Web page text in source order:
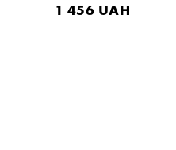
1 456 UAH